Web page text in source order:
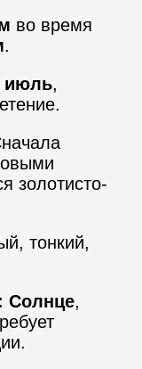
во время
.
июль,
золотисто-
тонкий,
Солнце,